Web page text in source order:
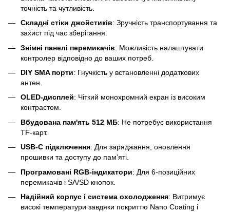
точність та чутливість.
Складні стіки джойстиків: Зручність транспортування та
захист під час зберігання.
Знімні панелі перемикачів: Можливість налаштувати
контролер відповідно до ваших потреб.
DIY SMA порти: Гнучкість у встановленні додаткових
антен.
OLED-дисплей: Чіткий монохромний екран із високим
контрастом.
Вбудована пам'ять 512 МБ: Не потребує використання
TF-карт.
USB-C підключення: Для заряджання, оновлення
прошивки та доступу до пам’яті.
Програмовані RGB-індикатори: Для 6-позиційних
перемикачів і SA/SD кнопок.
Надійний корпус і система охолодження: Витримує
високі температури завдяки покриттю Nano Coating і